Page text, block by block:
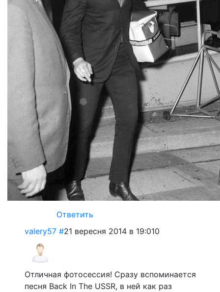
Ответить
valery57 #21 вересня 2014 в 19:010
Отличная фотосессия! Сразу вспоминается
песня Back In The USSR, в ней как раз